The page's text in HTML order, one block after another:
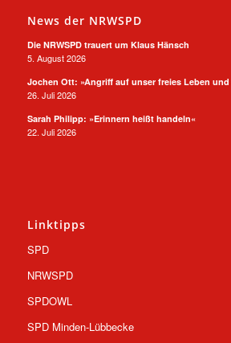
News der NRWSPD
Die NRWSPD trauert um Klaus Hänsch
5. August 2026
Jochen Ott: »Angriff auf unser freies Leben
26. Juli 2026
Sarah Philipp: »Erinnern heißt handeln«
22. Juli 2026
Linktipps
SPD
NRWSPD
SPDOWL
SPD Minden-Lübbecke